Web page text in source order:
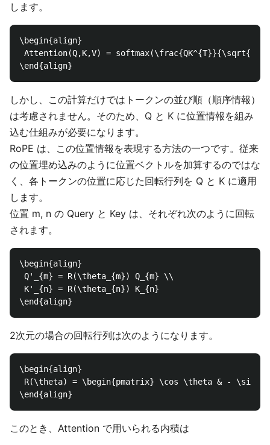
します。
\begin{align}
Attention(Q,K,V) =
しかし、この計算だけではトークンの並び順（順序情報）
は考慮されません。そのため、Q と K に位置情報を組み
込む仕組みが必要になります。
RoPE は、この位置情報を表現する方法の一つです。従来
の位置埋め込みのように位置ベクトルを加算するのではな
く、各トークンの位置に応じた回転行列を Q と K に適用
します。
位置 m, n の Query と Key は、それぞれ次のように回転
されます。
\begin{align}
Q'_{m} = R(\theta_{m}) Q_{m} \\
K'_{n} = R(\theta_{n}) K_{n}
2次元の場合の回転行列は次のようになります。
\begin{align}
R(\theta) = \begin{pmatrix} \cos \theta & - \sin
このとき、Attention で用いられる内積は